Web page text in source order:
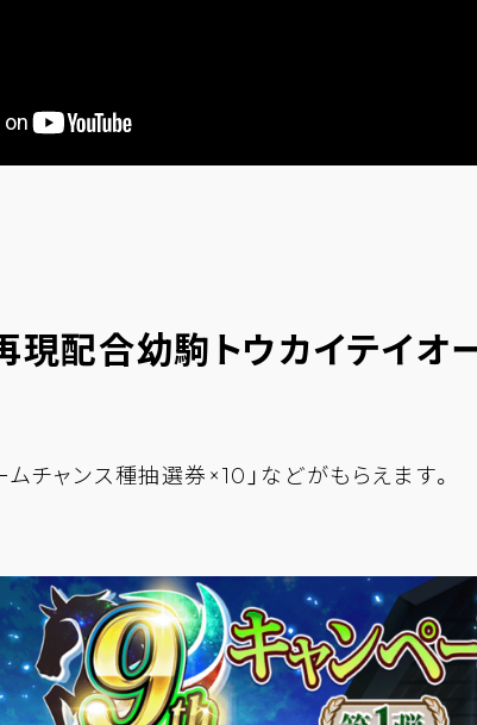
配合幼駒トウカイテイオ
ムチャンス種抽選券×10」などがもらえます。